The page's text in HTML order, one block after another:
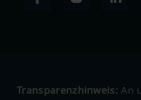
Transparenzhinweis: An